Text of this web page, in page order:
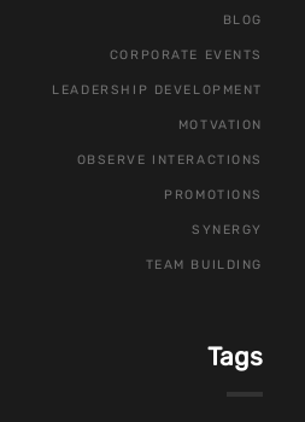
BLOG
CORPORATE EVENTS
LEADERSHIP DEVELOPMENT
MOTVATION
OBSERVE INTERACTIONS
PROMOTIONS
SYNERGY
TEAM BUILDING
Tags